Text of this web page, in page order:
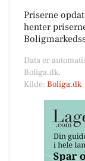
Priserne
henter
Data er
Boliga.dk.
Kilde: Boliga.dk